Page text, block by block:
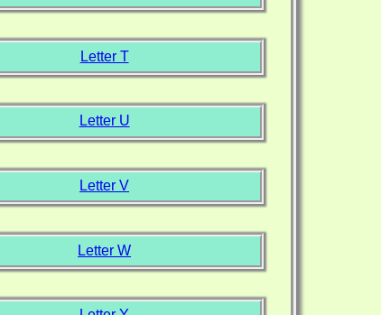
Letter T
Letter U
Letter V
Letter W